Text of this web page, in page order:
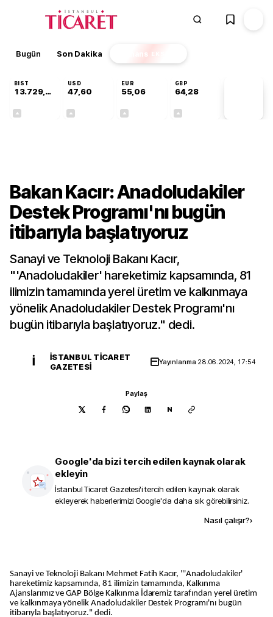
Bugün Son Dakika Finans EKSTRA
BIST
13.729,65
USD
47,60
EUR
55,06
GBP
64,28
Bakan Kacır: Anadoludakiler
Destek Programı'nı bugün
itibarıyla başlatıyoruz
Sanayi ve Teknoloji Bakanı Kacır,
"'Anadoludakiler' hareketimiz kapsamında, 81
ilimizin tamamında yerel üretim ve kalkınmaya
yönelik Anadoludakiler Destek Programı'nı
bugün itibarıyla başlatıyoruz." dedi.
İ
İSTANBUL TICARET
GAZETESI
Yayınlanma 28.06.2024, 17:54
Paylaş
N
Google'da bizi tercih edilen kaynak olarak
ekleyin
İstanbul Ticaret Gazetesi'i tercih edilen kaynak olarak
ekleyerek haberlerimizi Google'da daha sık görebilirsiniz.
Nasıl çalışır?›
Sanayi ve Teknoloji Bakanı Mehmet Fatih Kacır, "'Anadoludakiler'
hareketimiz kapsamında, 81 ilimizin tamamında, Kalkınma
Ajanslarımız ve GAP Bölge Kalkınma İdaremiz tarafından yerel üretim
ve kalkınmaya yönelik Anadoludakiler Destek Programı'nı bugün
itibarıyla başlatıyoruz." dedi.